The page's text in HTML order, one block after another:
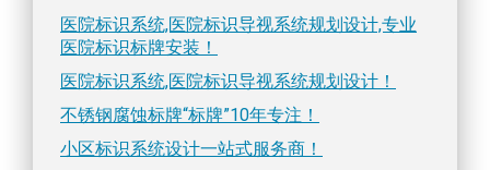
医院标识系统,医院标识导视系统规划设计,专业
医院标识标牌安装！
医院标识系统,医院标识导视系统规划设计！
不锈钢腐蚀标牌“标牌”10年专注！
小区标识系统设计一站式服务商！